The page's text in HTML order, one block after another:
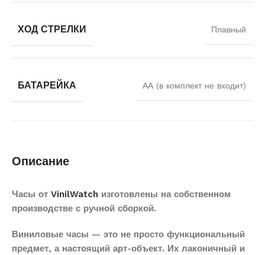
ХОД СТРЕЛКИ Плавный
БАТАРЕЙКА АА (в комплект не входит)
Описание
Часы от VinilWatch изготовлены на собственном
производстве с ручной сборкой.
Виниловые часы — это не просто функциональный
предмет, а настоящий арт-объект. Их лаконичный и